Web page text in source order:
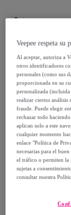
Guess
Gafas de
5584C
Modelo:
GO00068-
40,00 €
125,00 €
-68%
Veepee respeta su
Al aceptar, autoriza a
otros identificadores
personales (como sus
proporcionada en su
personalizada
realizar ciertos análisis
fraude. Puede elegir
rechazar todo
aplican solo a este
cualquier momento
enlace "Política de
necesarias para el
el tráfico o permiten la
sujetas a
consultar nuestra